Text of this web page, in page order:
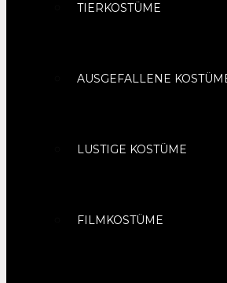
TIERKOSTÜME
AUSGEFALLENE
LUSTIGE KOSTÜME
FILMKOSTÜME